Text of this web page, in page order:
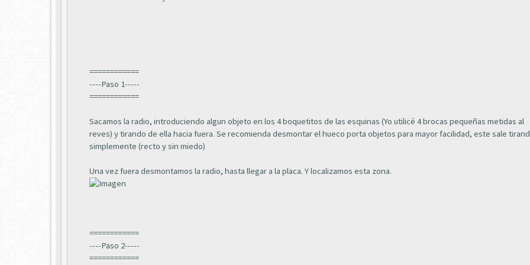
============
----Paso 1-----
============
Sacamos la radio, introduciendo algun objeto en los 4 boquetitos de las esquinas (Yo utilicé 4 brocas pequeñas metidas al
reves) y tirando de ella hacia fuera. Se recomienda desmontar el hueco porta objetos para mayor facilidad, este sale
simplemente (recto y sin miedo)
Una vez fuera desmontamos la radio, hasta llegar a la placa. Y localizamos esta zona.
============
----Paso 2-----
============